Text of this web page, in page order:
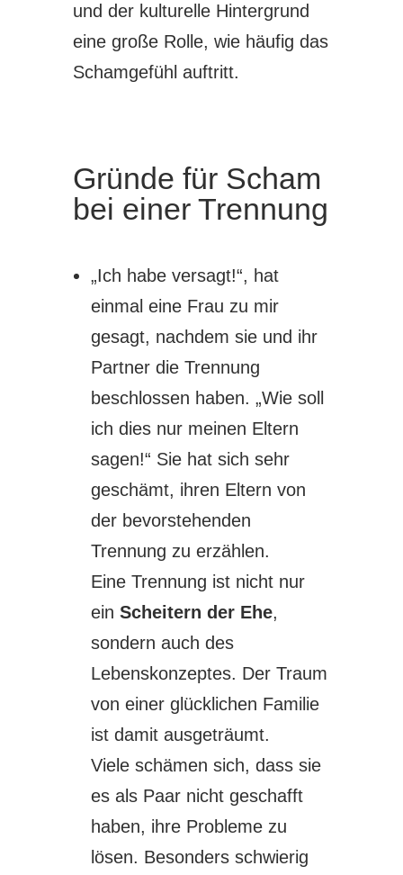
und der kulturelle Hintergrund
eine große Rolle, wie häufig das
Schamgefühl auftritt.
Gründe für Scham
bei einer Trennung
„Ich habe versagt!“, hat
einmal eine Frau zu mir
gesagt, nachdem sie und ihr
Partner die Trennung
beschlossen haben. „Wie soll
ich dies nur meinen Eltern
sagen!“ Sie hat sich sehr
geschämt, ihren Eltern von
der bevorstehenden
Trennung zu erzählen.
Eine Trennung ist nicht nur
ein Scheitern der Ehe,
sondern auch des
Lebenskonzeptes. Der Traum
von einer glücklichen Familie
ist damit ausgeträumt.
Viele schämen sich, dass sie
es als Paar nicht geschafft
haben, ihre Probleme zu
lösen. Besonders schwierig